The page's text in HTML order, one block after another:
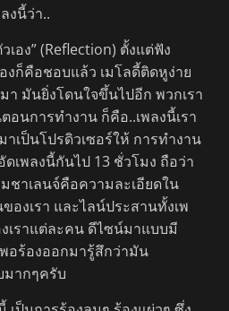
ลงนี้ว่า..
เอง” (Reflection) ตั้งแต่ฟัง
งก็คือชอบแล้ว เมโลดี้ติดหูง่าย
า มันยิ่งโดนใจขึ้นไปอีก พวกเรา
นการทำงาน ก็คือ..เพลงนี้เรา
มาเป็นโปรดิวเซอร์ให้ การทำงาน
ดเพลงนี้กันไป 13 ชั่วโมง ถือว่า
ชาเลนจ์คือความละเอียดใน
องเรา และไลน์ประสานทั้งเพ
เราแต่ละคน ดีไซน์มาแบบมี
อร้องออกมารู้สึกว่ามัน
มากๆครับ